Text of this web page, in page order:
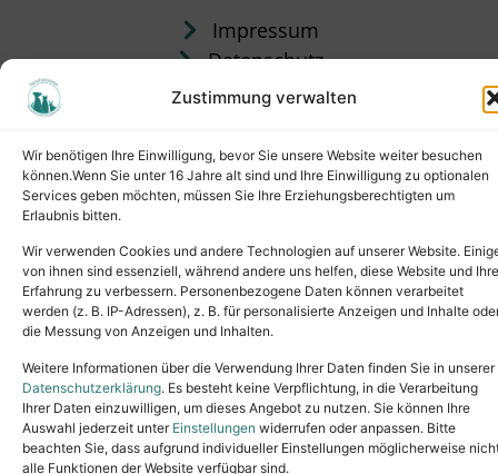
Zustimmung verwalten
Wir benötigen Ihre Einwilligung, bevor Sie unsere Website weiter besuchen
können.Wenn Sie unter 16 Jahre alt sind und Ihre Einwilligung zu optionalen
Services geben möchten, müssen Sie Ihre Erziehungsberechtigten um
Erlaubnis bitten.
Wir verwenden Cookies und andere Technologien auf unserer Website.
von ihnen sind essenziell, während andere uns helfen, diese Website und Ihre
Erfahrung zu verbessern. Personenbezogene Daten können verarbeitet
werden (z. B. IP-Adressen), z. B. für personalisierte Anzeigen und Inhalte
die Messung von Anzeigen und Inhalten.
Weitere Informationen über die Verwendung Ihrer Daten finden Sie in unserer
Datenschutzerklärung. Es besteht keine Verpflichtung, in die Verarbeitung
Ihrer Daten einzuwilligen, um dieses Angebot zu nutzen. Sie können Ihre
Auswahl jederzeit unter Einstellungen widerrufen oder anpassen. Bitte
beachten Sie, dass aufgrund individueller Einstellungen möglicherweise
alle Funktionen der Website verfügbar sind.
Impressum
Datenschutz
Satzung
Copyright © 2024. All rights reserved.
Tel.: (02631) 55356buero@tierheim-neuwied.de
Ludwigshof 1, 56567 Neuwied